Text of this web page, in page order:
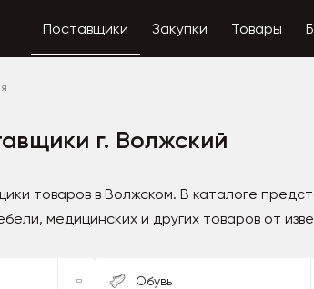
Поставщики Закупки Товары
г. Волжский
товаров в Волжском. В каталоге
медицинских и других товаров от
Обувь